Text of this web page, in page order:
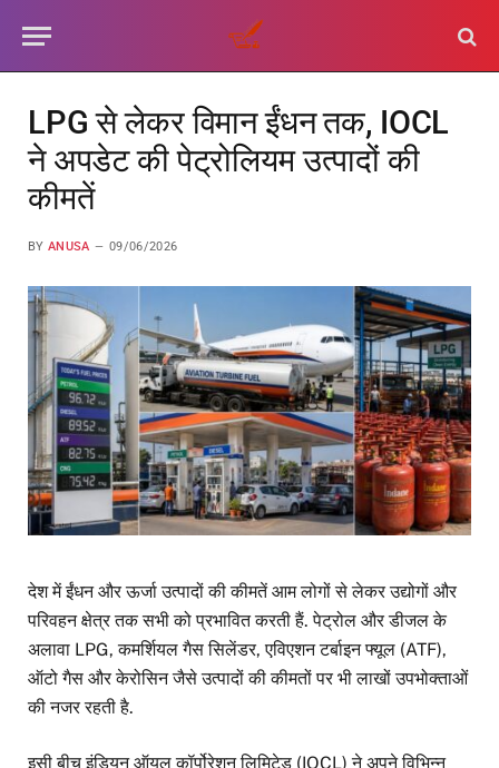
LPG से लेकर विमान ईंधन तक, IOCL
ने अपडेट की पेट्रोलियम उत्पादों की
कीमतें
BY ANUSA 09/06/2026
देश में ईंधन और ऊर्जा उत्पादों की कीमतें आम लोगों से लेकर उद्योगों और
परिवहन क्षेत्र तक सभी को प्रभावित करती हैं. पेट्रोल और डीजल के
अलावा LPG, कमर्शियल गैस सिलेंडर, एविएशन टर्बाइन फ्यूल (ATF),
ऑटो गैस और केरोसिन जैसे उत्पादों की कीमतों पर भी लाखों उपभोक्ताओं
की नजर रहती है.
इसी बीच इंडियन ऑयल कॉर्पोरेशन लिमिटेड (IOCL) ने अपने विभिन्न